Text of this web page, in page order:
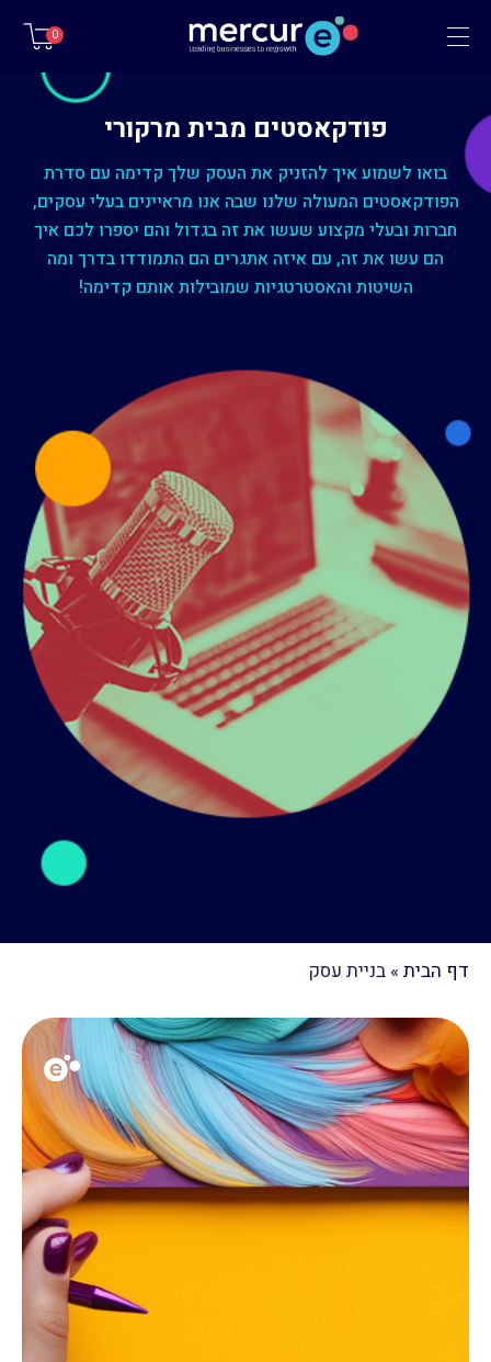
תפריט 0
פודקאסטים מבית מרקורי
בואו לשמוע איך להזניק את העסק שלך קדימה עם סדרת
הפודקאסטים המעולה שלנו שבה אנו מראיינים בעלי עסקים,
חברות ובעלי מקצוע שעשו את זה בגדול והם יספרו לכם איך
הם עשו את זה, עם איזה אתגרים הם התמודדו בדרך ומה
השיטות והאסטרטגיות שמובילות אותם קדימה!
דף הבית » בניית עסק